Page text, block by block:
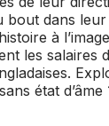
bout dans
à
les salaires
état d’âme